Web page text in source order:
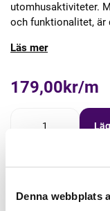
Denna webbplats
utomhusaktiviteter.
och funktionalitet, är
Läs mer
179,00kr/m
välj